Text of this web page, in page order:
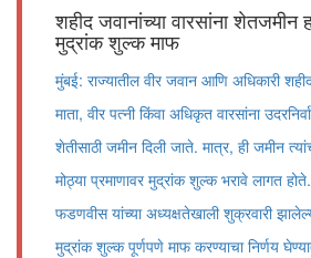
शहीद जवानांच्या वारसांना शेतजमीन
मुद्रांक शुल्क माफ
मुंबई: राज्यातील वीर जवान आणि अधिकारी
माता, वीर पत्नी किंवा अधिकृत वारसांना
शेतीसाठी जमीन दिली जाते. मात्र, ही जमीन
मोठ्या प्रमाणावर मुद्रांक शुल्क भरावे लागत
फडणवीस यांच्या अध्यक्षतेखाली शुक्रवारी
मुद्रांक शुल्क पूर्णपणे माफ करण्याचा निर्णय